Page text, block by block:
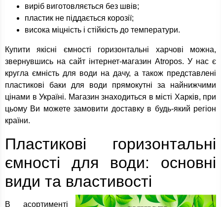
виріб виготовляється без швів;
пластик не піддається корозії;
висока міцність і стійкість до температури.
Купити якісні ємності горизонтальні харчові можна,
звернувшись на сайт інтернет-магазин Atropos. У нас є
кругла ємність для води на дачу, а також представлені
пластикові баки для води прямокутні за найнижчими
цінами в Україні. Магазин знаходиться в місті Харків, при
цьому Ви можете замовити доставку в будь-який регіон
країни.
Пластикові горизонтальні
ємності для води: основні
види та властивості
В асортименті